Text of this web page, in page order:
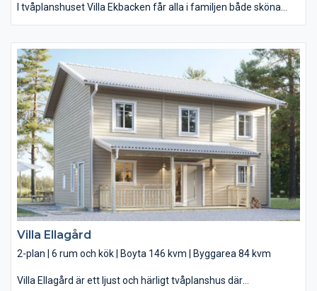
I tvåplanshuset Villa Ekbacken får alla i familjen både sköna
viker du snabbt in i köket som öppnar upp mot det rymliga
vardagsrummet där både familj och vänner får plats runt
bordet. Med två altandörrar, varav en helglasad, är det alltid
nära ut till solen på uteplatsen. Och runt hörnet finns den
mysiga tv-soffan. Övervåningen rymmer tre sovrum – som alla
har fönster i två väderstreck – och ett mysigt allrum som lätt
blir barnens spel- och tv-hörna. Och extrarummet innanför ert
sovrum passar perfekt som kontor, klädkammare eller kanske
plats för babysängen.
Villa Ellagård
2-plan | 6 rum och kök | Boyta 146 kvm | Byggarea 84 kvm
Villa Ellagård är ett ljust och härligt tvåplanshus där